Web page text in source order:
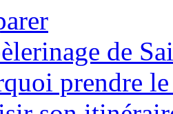
de
prendre